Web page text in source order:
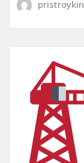
pristroykin_